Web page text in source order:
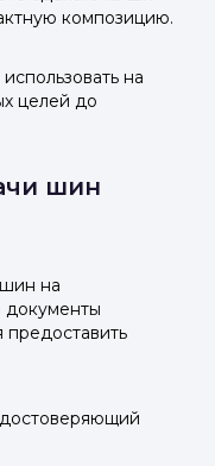
композицию.
на
целей до
шин
на
документы